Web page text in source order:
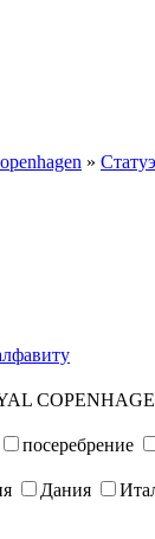
»
посеребрение
Дания